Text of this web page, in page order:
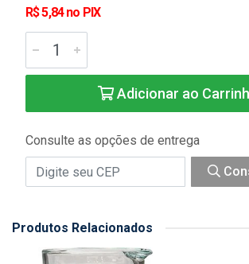
R$ 5,84 no PIX
Adicionar ao
Consulte as opções de entrega
Produtos Relacionados